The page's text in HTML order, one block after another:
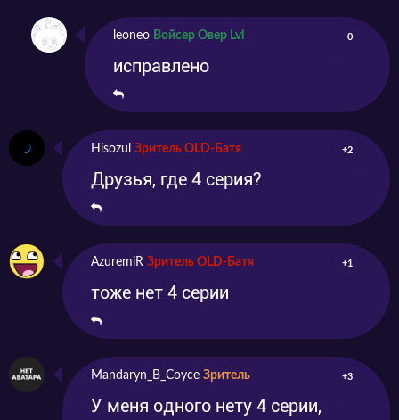
leoneo Войсер Овер Lvl 0
исправлено
Hisozul Зритель OLD-Батя +2
Друзья, где 4 серия?
AzuremiR Зритель OLD-Батя +1
тоже нет 4 серии
Mandaryn_B_Coyce Зритель +3
У меня одного нету 4 серии,